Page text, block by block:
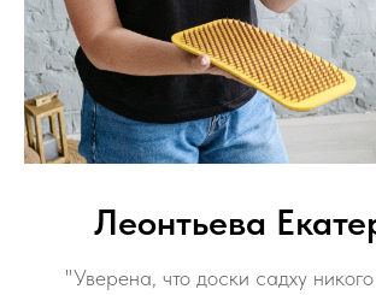
Леонтьева
"Уверена, что доски садху